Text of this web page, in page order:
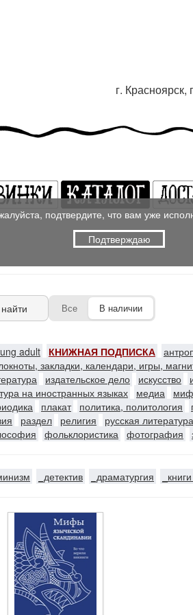
г.
найти Все В наличии
adult КНИЖНАЯ ПОДПИСКА
закладки, календари, игры,
издательское дело искусство
на иностранных языках медиа
плакат политика, политология
раздел религия русская литература
фольклористика фотография
_детектив _драматургия
подтвердите, что вам уже
Подтверждаю